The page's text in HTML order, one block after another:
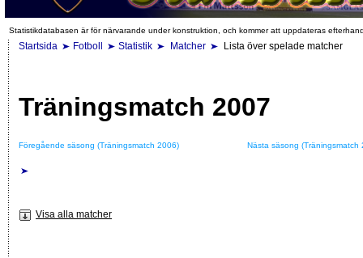
Statistikdatabasen är för närvarande under konstruktion, och kommer att uppdateras
Startsida Fotboll Statistik Matcher Lista över spelade matcher
Träningsmatch 2007
Föregående säsong (Träningsmatch 2006) Nästa säsong (Träningsmatch
Visa alla matcher